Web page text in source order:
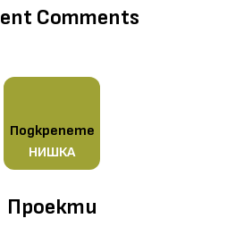
Comments
Подкрепете
НИШКА
Проекти